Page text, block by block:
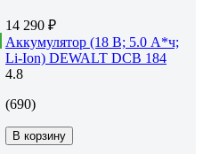
14 290 ₽
Аккумулятор (18 В; 5.0 А*ч;
Li-Ion) DEWALT DCB 184
4.8
(690)
В корзину